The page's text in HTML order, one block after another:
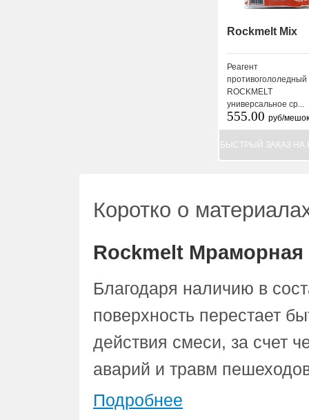
Rockmelt Mix
Реагент
противогололедный
ROCKMELT
универсальное ср...
555.00 руб/мешок
БЫСТРЫЙ ЗАКАЗ НА
Коротко о
Rockmelt Мраморная
Благодаря наличию в
поверхность перестает
действия смеси, за счет
аварий и травм
Подробнее